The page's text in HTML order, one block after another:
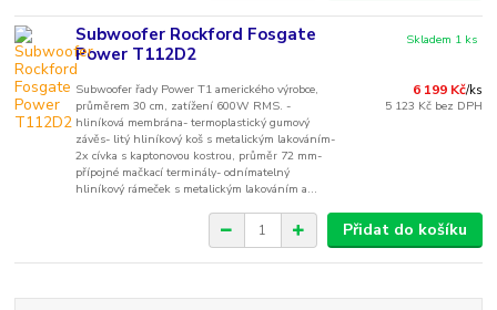
Subwoofer Rockford Fosgate
Power T112D2
Subwoofer řady Power T1 amerického výrobce,
průměrem 30 cm, zatížení 600W RMS. -
hliníková membrána- termoplastický gumový
závěs- litý hliníkový koš s metalickým lakováním-
2x cívka s kaptonovou kostrou, průměr 72 mm-
přípojné mačkací terminály- odnímatelný
hliníkový rámeček s metalickým lakováním a...
6 199 Kč/ks
5 123 Kč bez DPH
Skladem 1 ks
Přidat do košíku